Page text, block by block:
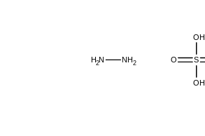
NH2
H2N
OH
S
OH
O